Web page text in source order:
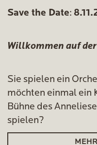
Save the Date:
Willkommen auf
Sie spielen ein
möchten einmal ein
Bühne des
spielen?